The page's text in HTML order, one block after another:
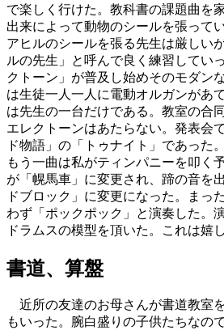
で楽しく行けた。教科書の課題曲を
出来によって動物のシールを張って
アヒルのシールを張る先生は厳しい
ルの先生」と呼んで良く練習してい
クトーン」が普及し始めそのモダン
は生徒一人一人に電動オルガンがあ
は先生の一台だけである。教室の合
エレクトーンはあたらない。発表会
ド物語」の「トゥナイト」であった
もう一曲は私がティンパニーを叩く
が「幌馬車」に変更され、蹄の音を
ドブロック」に変更になった。まっ
わず「ポックポック」と演奏した。
ドラムスの模型を頂いた。これは嬉
書道、算盤
近所の友達のお母さんが書道教室
もいった。腕白盛りの子供たちなの